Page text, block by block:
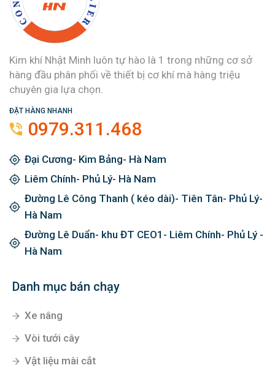
Kim khí Nhật Minh luôn tự hào là 1 trong những cơ sở
hàng đầu phân phối về thiết bị cơ khí mà hàng triệu
chuyên gia lựa chọn.
ĐẶT HÀNG NHANH
0979.311.468
Đại Cương- Kim Bảng- Hà Nam
Liêm Chính- Phủ Lý- Hà Nam
Đường Lê Công Thanh ( kéo dài)- Tiên Tân- Phủ Lý-
Hà Nam
Đường Lê Duẩn- khu ĐT CEO1- Liêm Chính- Phủ Lý -
Hà Nam
Danh mục bán chạy
Xe nâng
Vòi tưới cây
Vật liệu mài cắt